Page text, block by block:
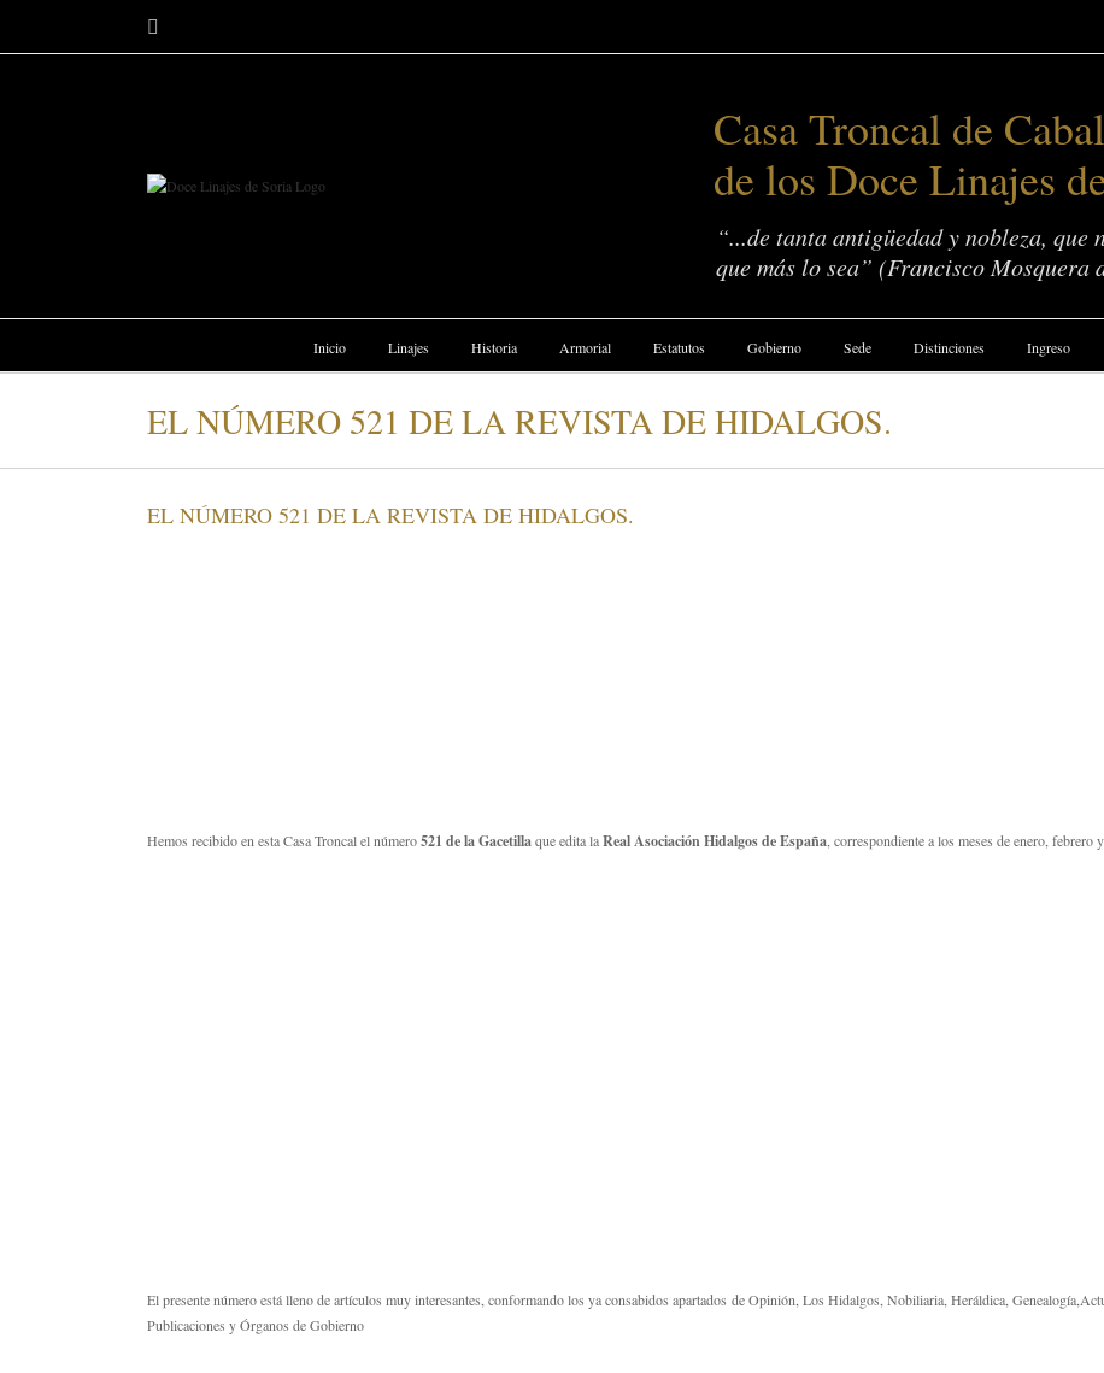
Casa Troncal de
de los Doce Linajes
“...de tanta antigüedad y nobleza, que
que más lo sea” (Francisco Mosquera
Inicio Linajes Historia Armorial Estatutos Gobierno Sede Distinciones Ingreso
EL NÚMERO 521 DE LA REVISTA DE HIDALGOS.
EL NÚMERO 521 DE LA REVISTA DE HIDALGOS.
Hemos recibido en esta Casa Troncal el número521 de la Gacetillaque edita laReal Asociación Hidalgos de España , correspondiente a los meses de enero, febrero
El presente número está lleno de artículos muy interesantes, conformando los ya consabidos apartados de Opinión, Los Hidalgos, Nobiliaria, Heráldica,
Publicaciones y Órganos de Gobierno